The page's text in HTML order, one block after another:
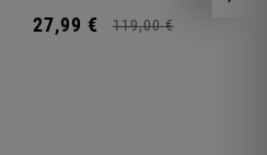
27,99 € 119,00 €